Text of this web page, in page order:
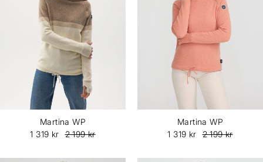
Martina WP
1 319 kr
2 199 kr
Martina WP
1 319 kr
2 199 kr